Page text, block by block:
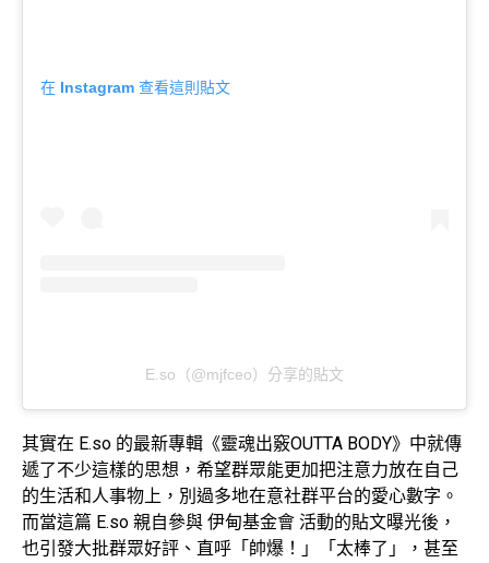
在 Instagram 查看這則貼文
E.so（@mjfceo）分享的貼文
其實在 E.so 的最新專輯《靈魂出竅OUTTA BODY》中就傳
遞了不少這樣的思想，希望群眾能更加把注意力放在自己
的生活和人事物上，別過多地在意社群平台的愛心數字。
而當這篇 E.so 親自參與 伊甸基金會 活動的貼文曝光後，
也引發大批群眾好評、直呼「帥爆！」「太棒了」，甚至